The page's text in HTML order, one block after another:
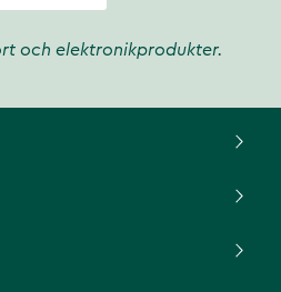
och elektronikprodukter.